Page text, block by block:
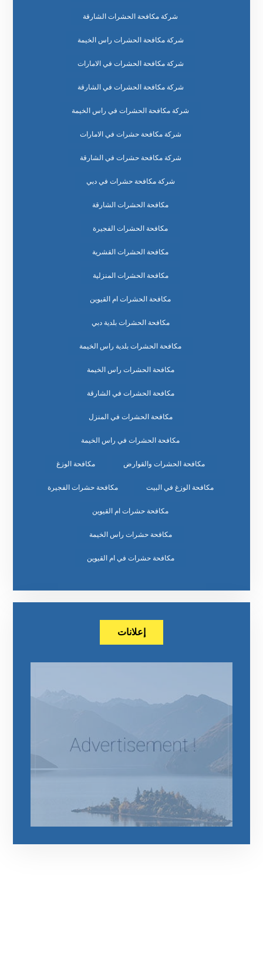
شركة مكافحة الحشرات الشارقة
شركة مكافحة الحشرات راس الخيمة
شركة مكافحة الحشرات في الامارات
شركة مكافحة الحشرات في الشارقة
شركة مكافحة الحشرات في راس الخيمة
شركة مكافحة حشرات في الامارات
شركة مكافحة حشرات في الشارقة
شركة مكافحة حشرات في دبي
مكافحة الحشرات الشارقة
مكافحة الحشرات الفجيرة
مكافحة الحشرات القشرية
مكافحة الحشرات المنزلية
مكافحة الحشرات ام القيوين
مكافحة الحشرات بلدية دبي
مكافحة الحشرات بلدية راس الخيمة
مكافحة الحشرات راس الخيمة
مكافحة الحشرات في الشارقة
مكافحة الحشرات في المنزل
مكافحة الحشرات في راس الخيمة
مكافحة الحشرات والقوارض مكافحة الوزغ
مكافحة الوزغ في البيت مكافحة حشرات الفجيرة
مكافحة حشرات ام القيوين
مكافحة حشرات راس الخيمة
مكافحة حشرات في ام القيوين
إعلانات